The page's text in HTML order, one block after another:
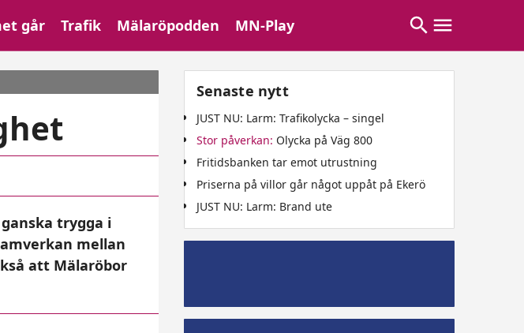
går Trafik Mälaröpodden MN-Play
trygga i
mellan
att Mälaröbor
Senaste nytt
JUST NU: Larm: Trafikolycka – singel
Stor påverkan: Olycka på Väg 800
Fritidsbanken tar emot utrustning
Priserna på villor går något uppåt på Ekerö
JUST NU: Larm: Brand ute